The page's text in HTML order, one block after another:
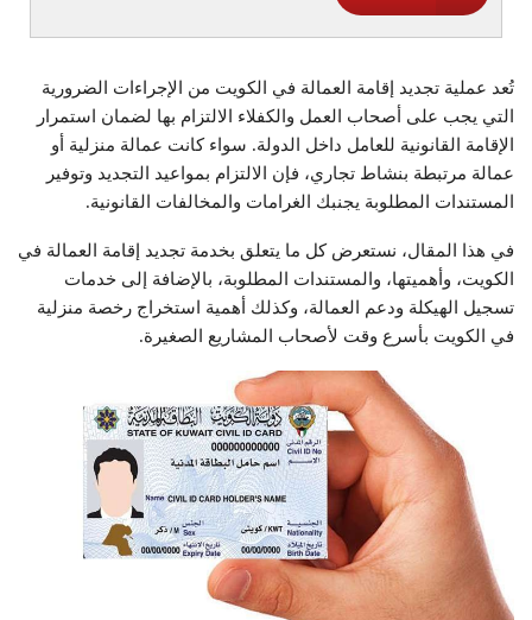
تُعد عملية تجديد إقامة العمالة في الكويت من الإجراءات الضرورية
التي يجب على أصحاب العمل والكفلاء الالتزام بها لضمان استمرار
الإقامة القانونية للعامل داخل الدولة. سواء كانت عمالة منزلية أو
عمالة مرتبطة بنشاط تجاري، فإن الالتزام بمواعيد التجديد وتوفير
المستندات المطلوبة يجنبك الغرامات والمخالفات القانونية.
في هذا المقال، نستعرض كل ما يتعلق بخدمة تجديد إقامة العمالة في
الكويت، وأهميتها، والمستندات المطلوبة، بالإضافة إلى خدمات
تسجيل الهيكلة ودعم العمالة، وكذلك أهمية استخراج رخصة منزلية
في الكويت بأسرع وقت لأصحاب المشاريع الصغيرة.